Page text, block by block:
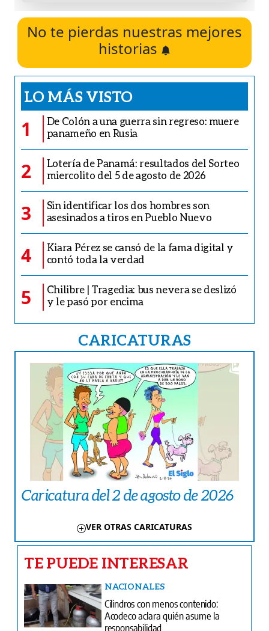
No te pierdas nuestras mejores
historias
LO MÁS VISTO
1
De Colón a una guerra sin regreso: muere
panameño en Rusia
2
Lotería de Panamá: resultados del Sorteo
miercolito del 5 de agosto de 2026
3
Sin identificar los dos hombres son
asesinados a tiros en Pueblo Nuevo
4
Kiara Pérez se cansó de la fama digital y
contó toda la verdad
5
Chilibre | Tragedia: bus nevera se deslizó
y le pasó por encima
CARICATURAS
Caricatura del 2 de agosto de 2026
VER OTRAS CARICATURAS
TE PUEDE INTERESAR
NACIONALES
Cilindros con menos contenido:
Acodeco aclara quién asume la
responsabilidad